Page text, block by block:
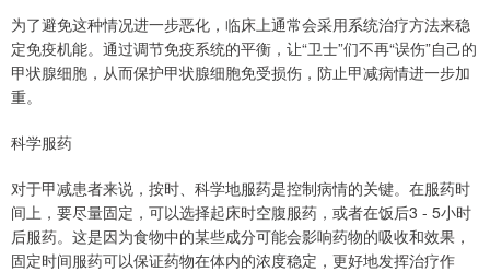
为了避免这种情况进一步恶化，临床上通常会采用系统治疗方法来稳
定免疫机能。通过调节免疫系统的平衡，让“卫士”们不再“误伤”自己的
甲状腺细胞，从而保护甲状腺细胞免受损伤，防止甲减病情进一步加
重。
科学服药
对于甲减患者来说，按时、科学地服药是控制病情的关键。在服药时
间上，要尽量固定，可以选择起床时空腹服药，或者在饭后3 - 5小时
后服药。这是因为食物中的某些成分可能会影响药物的吸收和效果，
固定时间服药可以保证药物在体内的浓度稳定，更好地发挥治疗作